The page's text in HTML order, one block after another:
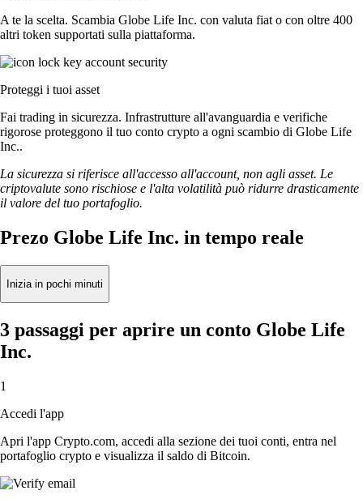
A te la scelta. Scambia Globe Life Inc. con valuta fiat o con oltre 400
altri token supportati sulla piattaforma.
Proteggi i tuoi asset
Fai trading in sicurezza. Infrastrutture all'avanguardia e verifiche
rigorose proteggono il tuo conto crypto a ogni scambio di Globe Life
Inc..
La sicurezza si riferisce all'accesso all'account, non agli asset. Le
criptovalute sono rischiose e l'alta volatilità può ridurre drasticamente
il valore del tuo portafoglio.
Prezo Globe Life Inc. in tempo reale
Inizia in pochi minuti
3 passaggi per aprire un conto Globe Life
Inc.
1
Accedi l'app
Apri l'app Crypto.com, accedi alla sezione dei tuoi conti, entra nel
portafoglio crypto e visualizza il saldo di Bitcoin.